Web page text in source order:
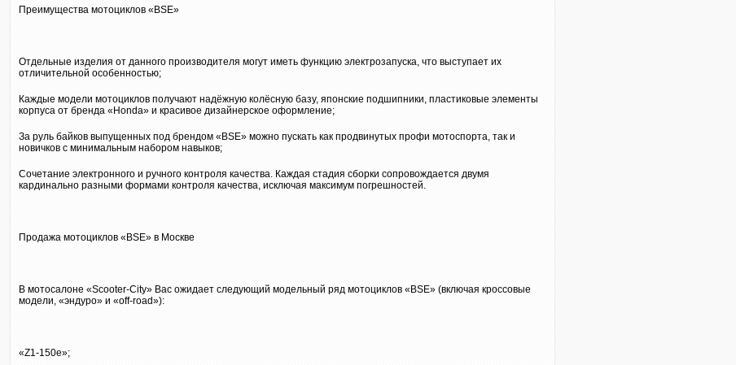
Преимущества мотоциклов «BSE»
Отдельные изделия от данного производителя могут иметь функцию электрозапуска, что выступает их
отличительной особенностью;
Каждые модели мотоциклов получают надёжную колёсную базу, японские подшипники, пластиковые элементы
корпуса от бренда «Honda» и красивое дизайнерское оформление;
За руль байков выпущенных под брендом «BSE» можно пускать как продвинутых профи мотоспорта, так и
новичков с минимальным набором навыков;
Сочетание электронного и ручного контроля качества. Каждая стадия сборки сопровождается двумя
кардинально разными формами контроля качества, исключая максимум погрешностей.
Продажа мотоциклов «BSE» в Москве
В мотосалоне «Scooter-City» Вас ожидает следующий модельный ряд мотоциклов «BSE» (включая кроссовые
модели, «эндуро» и «off-road»):
«Z1-150e»;